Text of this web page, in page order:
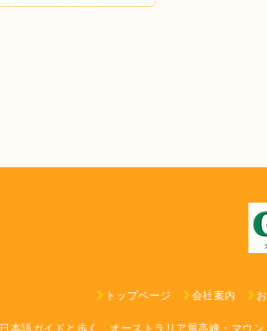
トップページ 会社案内
日本語ガイドと歩く、オーストラリア最高峰・マウ